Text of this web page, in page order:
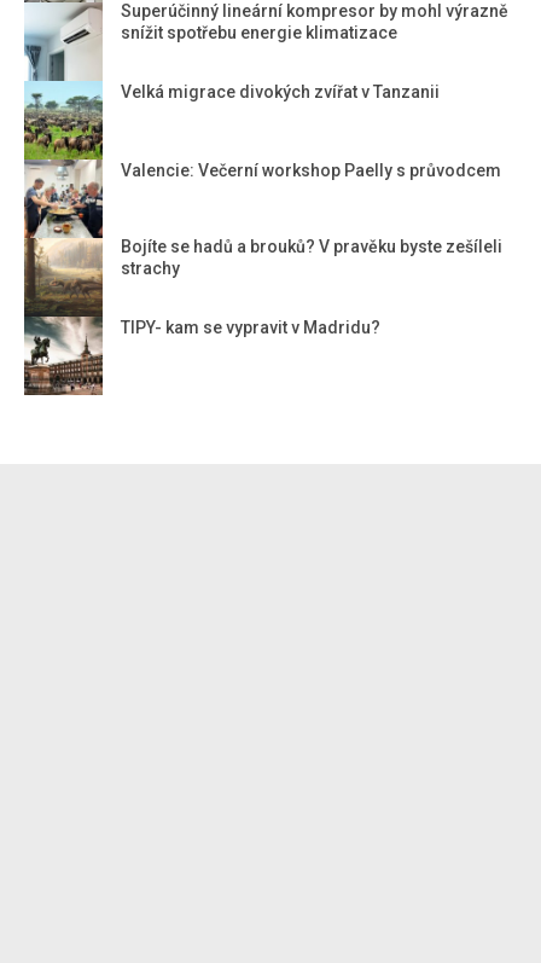
Superúčinný lineární kompresor by mohl výrazně
snížit spotřebu energie klimatizace
Velká migrace divokých zvířat v Tanzanii
Valencie: Večerní workshop Paelly s průvodcem
Bojíte se hadů a brouků? V pravěku byste zešíleli
strachy
TIPY- kam se vypravit v Madridu?